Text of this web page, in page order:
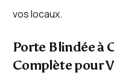
vos locaux.
Porte Blindée à
Complète pour